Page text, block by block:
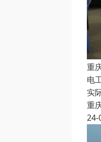
重
电
实
重
24-